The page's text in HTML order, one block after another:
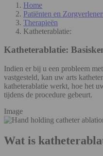
Home
Patiënten en
Therapieën
Katheterablatie:
Katheterablatie:
Indien er bij u een probleem
vastgesteld, kan uw arts
katheterablatie werkt, hoe het
tijdens de procedure gebeurt.
Image
Wat is